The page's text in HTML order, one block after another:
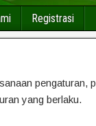
Registrasi
pengaturan,
yang berlaku.